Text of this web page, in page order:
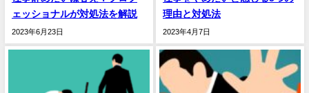
ェッショナルが対処法を解説
2023年6月23日
理由と対処法
2023年4月7日